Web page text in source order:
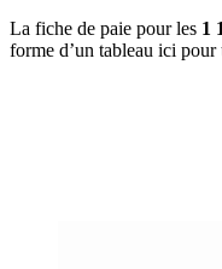
La fiche de paie pour les 1
forme d’un tableau ici